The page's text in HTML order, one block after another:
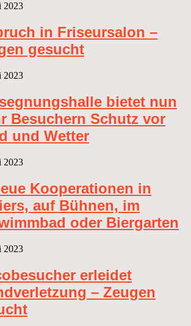
2023
in Friseursalon –
gesucht
2023
bietet nun
Besuchern Schutz vor
und Wetter
2023
Kooperationen in
auf Bühnen, im
oder Biergarten
2023
erleidet
– Zeugen